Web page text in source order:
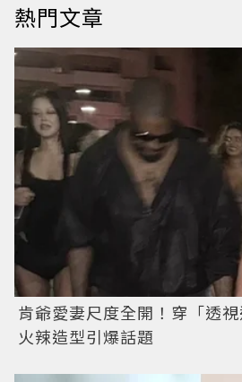
熱門文章
肯爺愛妻尺度全開！穿「透
火辣造型引爆話題